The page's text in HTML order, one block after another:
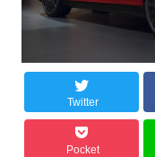
Twitter
Pocket